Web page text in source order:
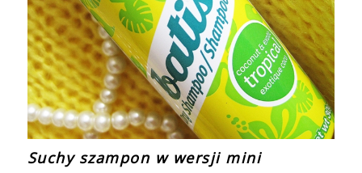
Suchy szampon w wersji mini